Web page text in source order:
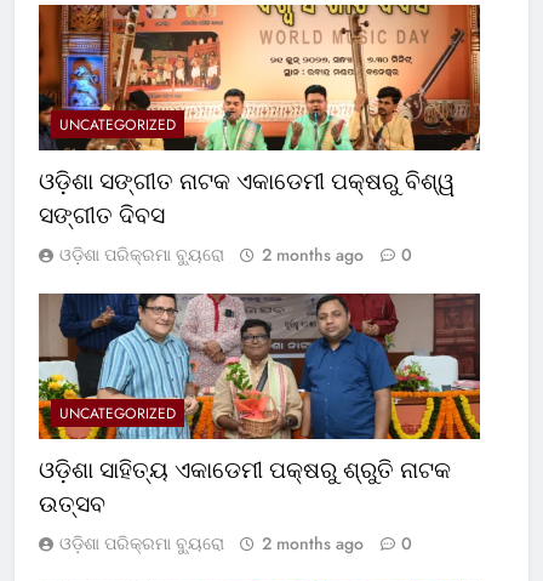
UNCATEGORIZED
ଓଡ଼ିଶା ସଙ୍ଗୀତ ନାଟକ ଏକାଡେମୀ ପକ୍ଷରୁ ବିଶ୍ୱ
ସଙ୍ଗୀତ ଦିବସ
ଓଡ଼ିଶା ପରିକ୍ରମା ବ୍ୟୁରୋ 2 months ago 0
UNCATEGORIZED
ଓଡ଼ିଶା ସାହିତ୍ୟ ଏକାଡେମୀ ପକ୍ଷରୁ ଶ୍ରୁତି ନାଟକ
ଉତ୍ସବ
ଓଡ଼ିଶା ପରିକ୍ରମା ବ୍ୟୁରୋ 2 months ago 0